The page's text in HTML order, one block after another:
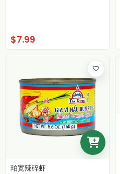
$7.99
珀宽辣碎虾